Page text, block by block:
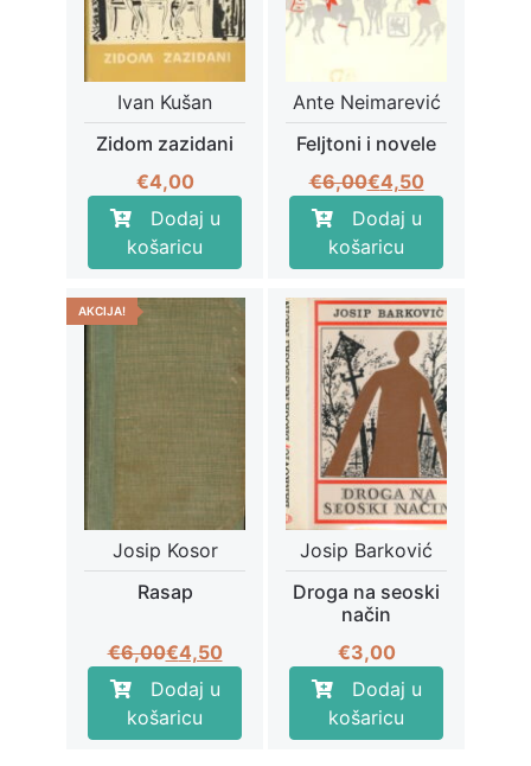
Ivan Kušan
Zidom zazidani
€4,00
Dodaj u
košaricu
Ante Neimarević
Feljtoni i novele
€6,00Izvorna
cijena
bila
je:
€6,00.
€4,50
Trenutna
cijena
je:
€4,50.
Dodaj u
košaricu
AKCIJA!
Josip Kosor
Rasap
€6,00Izvorna
cijena
bila
je:
€4,50
Trenutna
cijena
je:
€4,50.
Dodaj u
košaricu
Josip Barković
Droga na seoski
način
€3,00
Dodaj u
košaricu